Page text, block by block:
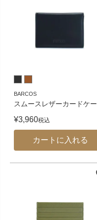
BARCOS
スムースレザーカードケー
¥3,960税込
カートに入れる